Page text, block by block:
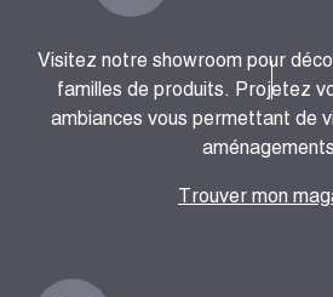
Visitez notre showroom pour
familles de produits. Projetez
ambiances vous permettant de
Trouver mon